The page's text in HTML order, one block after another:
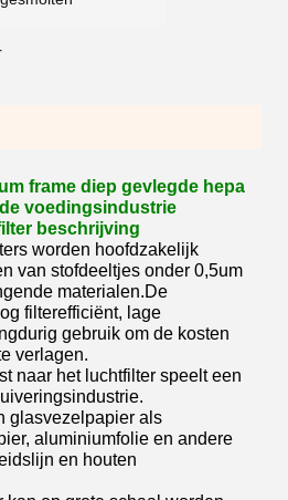
frame diep gevlegde hepa
voedingsindustrie
beschrijving
worden hoofdzakelijk
van stofdeeltjes onder 0,5um
materialen.De
filterefficiënt, lage
gebruik om de kosten
verlagen.
naar het luchtfilter speelt een
glasvezelpapier als
aluminiumfolie en andere
en houten